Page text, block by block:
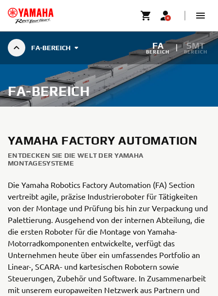
FA-BEREICH FA
BEREICH
SMT
BEREICH
FA-BEREICH
YAMAHA FACTORY AUTOMATION
ENTDECKEN SIE DIE WELT DER YAMAHA
MONTAGESYSTEME
Die Yamaha Robotics Factory Automation (FA) Section
vertreibt agile, präzise Industrieroboter für Tätigkeiten
von der Montage und Prüfung bis hin zur Verpackung und
Palettierung. Ausgehend von der internen Abteilung, die
die ersten Roboter für die Montage von Yamaha-
Motorradkomponenten entwickelte, verfügt das
Unternehmen heute über ein umfassendes Portfolio an
Linear-, SCARA- und kartesischen Robotern sowie
Steuerungen, Zubehör und Software. In Zusammenarbeit
mit unserem europaweiten Netzwerk aus Partnern und